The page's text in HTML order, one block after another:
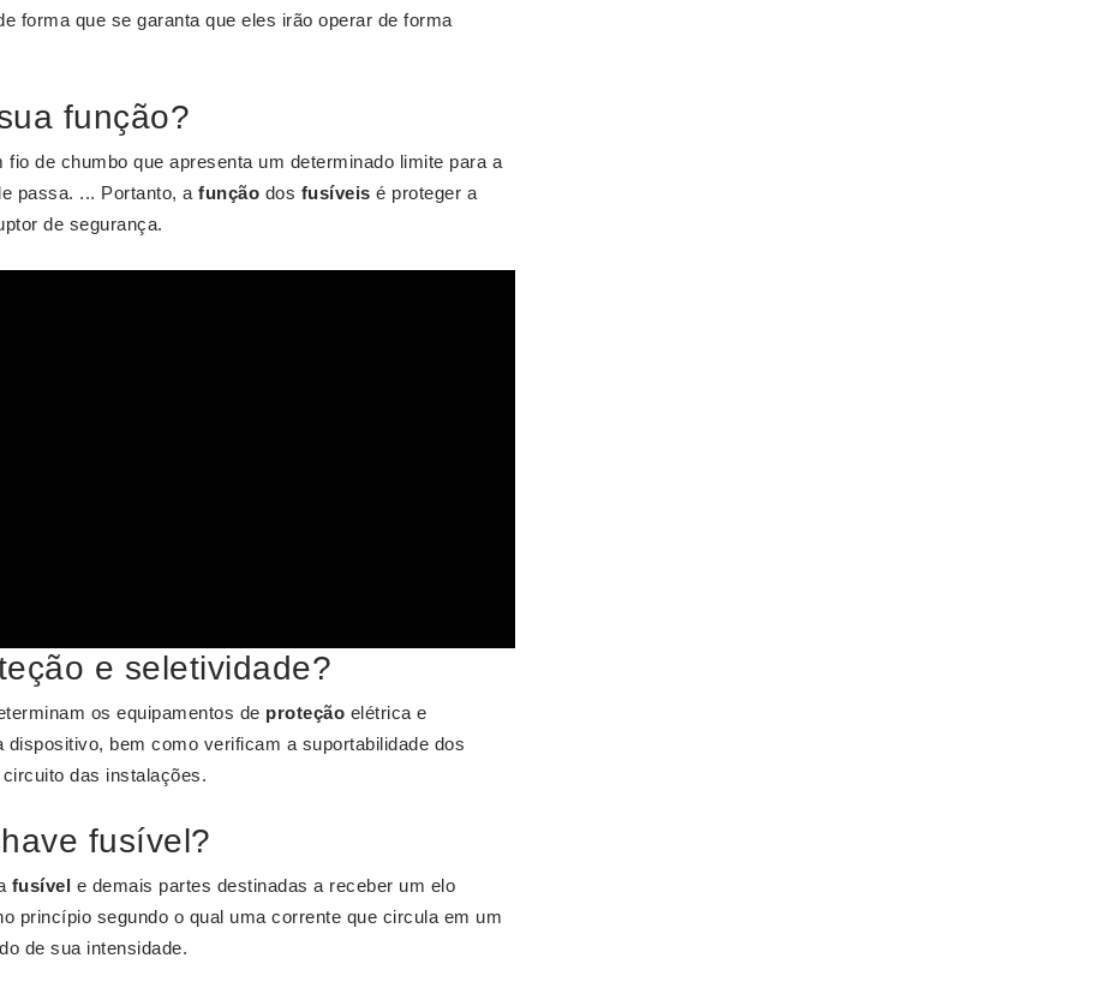
forma que se garanta que eles irão operar de forma
função?
fio de chumbo que apresenta um determinado limite para a
passa. ... Portanto, a função dos fusíveis é proteger a
de segurança.
e seletividade?
os equipamentos de proteção elétrica e
bem como verificam a suportabilidade dos
das instalações.
fusível?
fusível e demais partes destinadas a receber um elo
princípio segundo o qual uma corrente que circula em um
de sua intensidade.